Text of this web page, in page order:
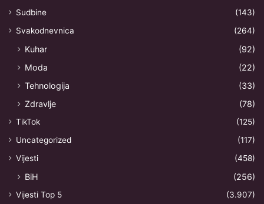
Sudbine
(143)
Svakodnevnica
(264)
Kuhar
(92)
Moda
(22)
Tehnologija
(33)
Zdravlje
(78)
TikTok
(125)
Uncategorized
(117)
Vijesti
(458)
BiH (256)
Vijesti Top 5
(3.907)